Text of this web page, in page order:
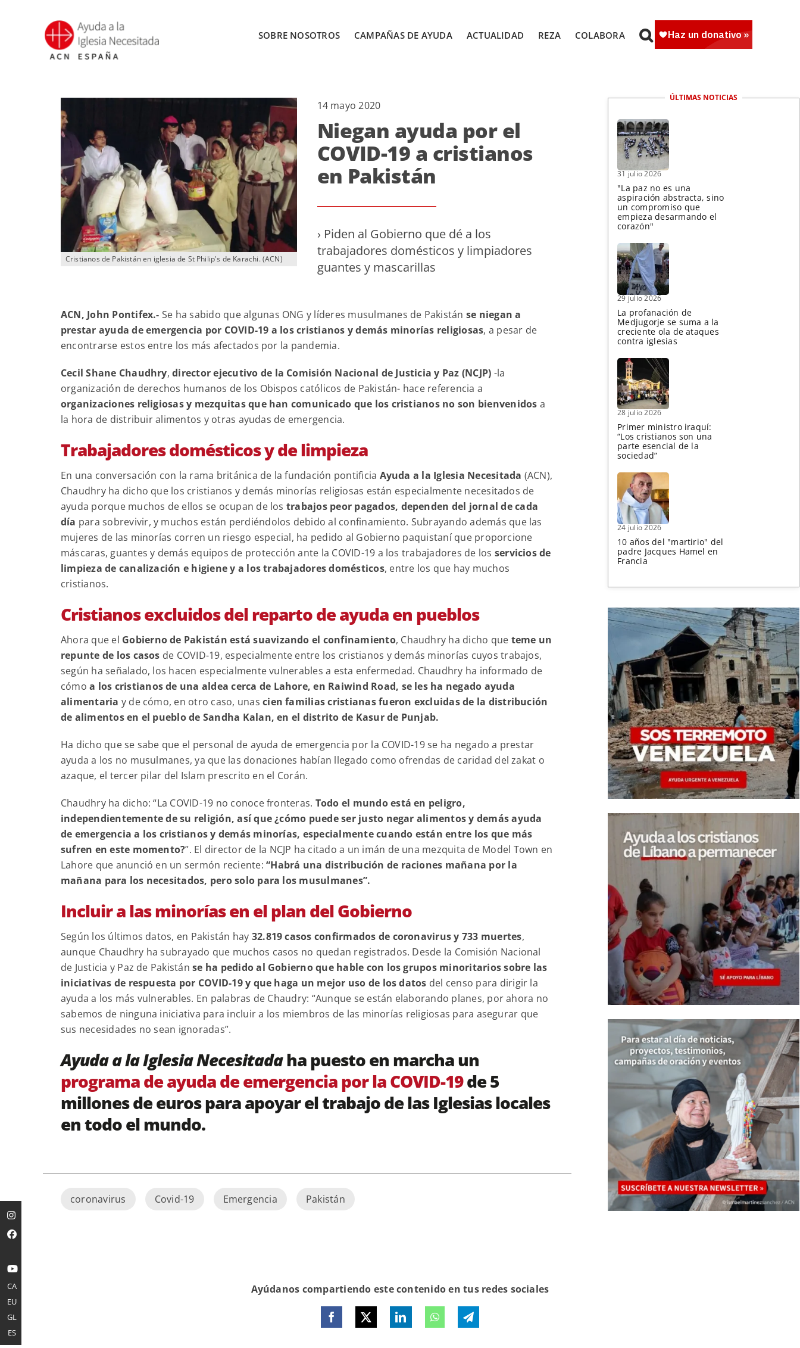
contenido
SOBRE NOSOTROS CAMPAÑAS DE AYUDA ACTUALIDAD REZA COLABORA
Cristianos de Pakistán en iglesia de St Philip's de Karachi. (ACN)
14 mayo 2020
Niegan ayuda por el
COVID-19 a cristianos
en Pakistán
› Piden al Gobierno que dé a los
trabajadores domésticos y limpiadores
guantes y mascarillas
ACN, John Pontifex.- Se ha sabido que algunas ONG y líderes musulmanes de Pakistán se niegan a
prestar ayuda de emergencia por COVID-19 a los cristianos y demás minorías religiosas, a pesar de
encontrarse estos entre los más afectados por la pandemia.
Cecil Shane Chaudhry,director ejecutivo de la Comisión Nacional de Justicia y Paz (NCJP) -la
organización de derechos humanos de los Obispos católicos de Pakistán- hace referencia a
organizaciones religiosas y mezquitas que han comunicado que los cristianos no son bienvenidos a
la hora de distribuir alimentos y otras ayudas de emergencia.
Trabajadores domésticos y de limpieza
En una conversación con la rama británica de la fundación pontificia Ayuda a la Iglesia Necesitada (ACN),
Chaudhry ha dicho que los cristianos y demás minorías religiosas están especialmente necesitados de
ayuda porque muchos de ellos se ocupan de los trabajos peor pagados, dependen del jornal de cada
día para sobrevivir, y muchos están perdiéndolos debido al confinamiento. Subrayando además que las
mujeres de las minorías corren un riesgo especial, ha pedido al Gobierno paquistaní que proporcione
máscaras, guantes y demás equipos de protección ante la COVID-19 a los trabajadores de los servicios de
limpieza de canalización e higiene y a los trabajadores domésticos, entre los que hay muchos
cristianos.
Cristianos excluidos del reparto de ayuda en pueblos
Ahora que el Gobierno de Pakistán está suavizando el confinamiento, Chaudhry ha dicho que teme un
repunte de los casos de COVID-19, especialmente entre los cristianos y demás minorías cuyos trabajos,
según ha señalado, los hacen especialmente vulnerables a esta enfermedad. Chaudhry ha informado de
cómo a los cristianos de una aldea cerca de Lahore, en Raiwind Road, se les ha negado ayuda
alimentaria y de cómo, en otro caso, unascien familias cristianas fueron excluidas de la distribución
de alimentos en el pueblo de Sandha Kalan, en el distrito de Kasur de Punjab.
Ha dicho que se sabe que el personal de ayuda de emergencia por la COVID-19 se ha negado a prestar
ayuda a los no musulmanes, ya que las donaciones habían llegado como ofrendas de caridad del zakat o
azaque, el tercer pilar del Islam prescrito en el Corán.
Chaudhry ha dicho: “La COVID-19 no conoce fronteras. Todo el mundo está en peligro,
independientemente de su religión, así que ¿cómo puede ser justo negar alimentos y demás ayuda
de emergencia a los cristianos y demás minorías, especialmente cuando están entre los que más
sufren en este momento?”. El director de la NCJP ha citado a un imán de una mezquita de Model Town en
Lahore que anunció en un sermón reciente:“Habrá una distribución de raciones mañana por la
mañana para los necesitados, pero solo para los musulmanes”.
Incluir a las minorías en el plan del Gobierno
Según los últimos datos, en Pakistán hay 32.819 casos confirmados de coronavirus y 733 muertes,
aunque Chaudhry ha subrayado que muchos casos no quedan registrados. Desde la Comisión Nacional
de Justicia y Paz de Pakistánse ha pedido al Gobierno que hable con los grupos minoritarios sobre las
iniciativas de respuesta por COVID-19 y que haga un mejor uso de los datos del censo para dirigir la
ayuda a los más vulnerables. En palabras de Chaudry: “Aunque se están elaborando planes, por ahora no
sabemos de ninguna iniciativa para incluir a los miembros de las minorías religiosas para asegurar que
sus necesidades no sean ignoradas”.
Ayuda a la Iglesia Necesitadaha puesto en marcha un
programa de ayuda de emergencia por la COVID-19de 5
millones de euros para apoyar el trabajo de las Iglesias locales
en todo el mundo.
coronavirus Covid-19 Emergencia Pakistán
ÚLTIMAS NOTICIAS
31 julio 2026
"La paz no es una
aspiración abstracta, sino
un compromiso que
empieza desarmando el
corazón"
29 julio 2026
La profanación de
Medjugorje se suma a la
creciente ola de ataques
contra iglesias
28 julio 2026
Primer ministro iraquí:
“Los cristianos son una
parte esencial de la
sociedad”
24 julio 2026
10 años del "martirio" del
padre Jacques Hamel en
Francia
Ayúdanos compartiendo este contenido en tus redes sociales
CA
EU
GL
ES